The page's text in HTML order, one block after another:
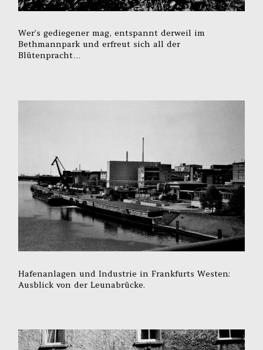
Wer’s gediegener mag, entspannt derweil im
Bethmannpark und erfreut sich all der
Blütenpracht…
Hafenanlagen und Industrie in Frankfurts Westen:
Ausblick von der Leunabrücke.